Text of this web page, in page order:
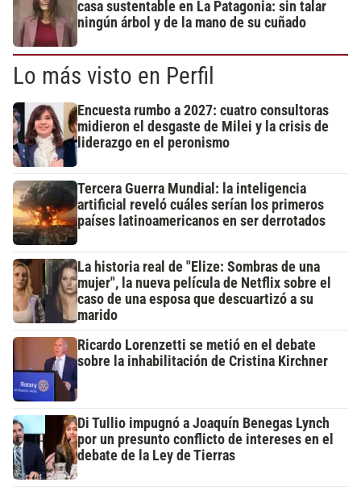
casa sustentable en La Patagonia: sin talar
ningún árbol y de la mano de su cuñado
Lo más visto en Perfil
Encuesta rumbo a 2027: cuatro consultoras
midieron el desgaste de Milei y la crisis de
liderazgo en el peronismo
Tercera Guerra Mundial: la inteligencia
artificial reveló cuáles serían los primeros
países latinoamericanos en ser derrotados
La historia real de "Elize: Sombras de una
mujer", la nueva película de Netflix sobre el
caso de una esposa que descuartizó a su
marido
Ricardo Lorenzetti se metió en el debate
sobre la inhabilitación de Cristina Kirchner
Di Tullio impugnó a Joaquín Benegas Lynch
por un presunto conflicto de intereses en el
debate de la Ley de Tierras